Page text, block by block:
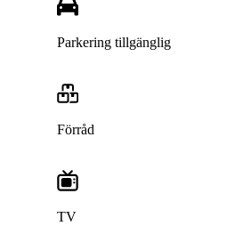
Parkering tillgänglig
Förråd
TV